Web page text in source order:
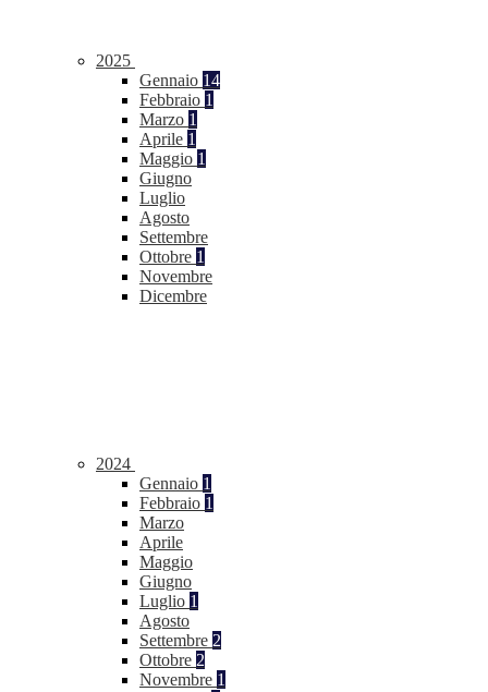
2025
Gennaio 14
Febbraio 1
Marzo 1
Aprile 1
Maggio 1
Giugno
Luglio
Agosto
Settembre
Ottobre 1
Novembre
Dicembre
2024
Gennaio 1
Febbraio 1
Marzo
Aprile
Maggio
Giugno
Luglio 1
Agosto
Settembre 2
Ottobre 2
Novembre 1